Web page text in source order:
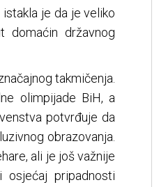
je da je veliko
domaćin državnog
takmičenja.
olimpijade BiH, a
potvrđuje da
obrazovanja.
ali je još važnije
pripadnosti